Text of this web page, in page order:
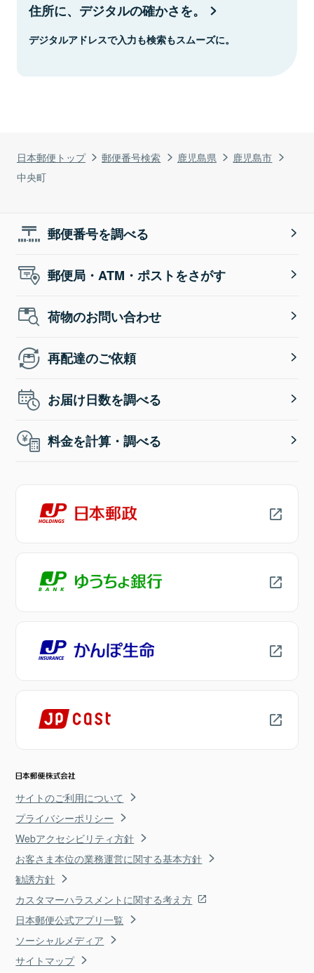
日本郵便トップ 郵便番号検索 鹿児島県
鹿児島市
中央町
住所に、デジタルの確かさを。
デジタルアドレスで入力も検索もスムーズに。
郵便番号を調べる
郵便局・ATM・ポストをさがす
荷物のお問い合わせ
再配達のご依頼
お届け日数を調べる
料金を計算・調べる
サイトのご利用について
プライバシーポリシー
Webアクセシビリティ方針
お客さま本位の業務運営に関する基本方針
勧誘方針
カスタマーハラスメントに関する考え方
日本郵便公式アプリ一覧
ソーシャルメディア
サイトマップ